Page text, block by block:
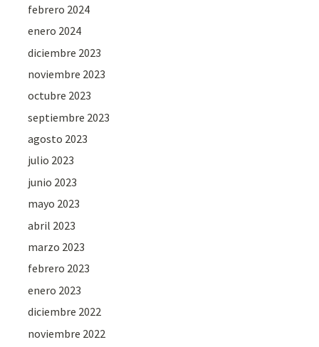
febrero 2024
enero 2024
diciembre 2023
noviembre 2023
octubre 2023
septiembre 2023
agosto 2023
julio 2023
junio 2023
mayo 2023
abril 2023
marzo 2023
febrero 2023
enero 2023
diciembre 2022
noviembre 2022